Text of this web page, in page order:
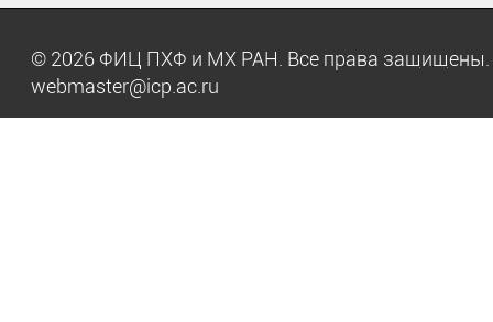
© 2026 ФИЦ ПХФ и МХ РАН. Все права
webmaster@icp.ac.ru